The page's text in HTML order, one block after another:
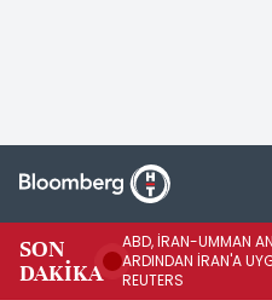
SON
DAKİKA
ABD, İRAN-UMMAN
ARDINDAN İRAN'A
REUTERS